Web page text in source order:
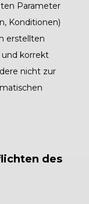
Parameter
Konditionen)
erstellten
und korrekt
nicht zur
des